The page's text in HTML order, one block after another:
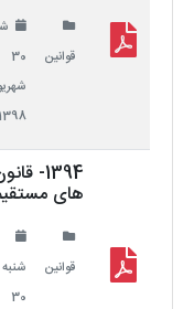
قوانین
30
1398
1394-
های
قوانین
شنبه
30